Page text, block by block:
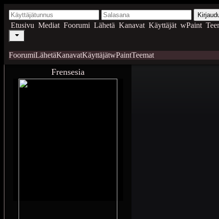
Etusivu Mediat Foorumi Lähetä Kanavat Käyttäjät wPaint
FoorumiLähetäKanavatKäyttäjätwPaintTeemat
Frensesia